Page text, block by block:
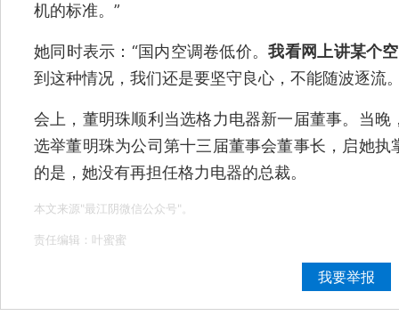
机的标准。”
她同时表示：“国内空调卷低价。我看网上讲某个
到这种情况，我们还是要坚守良心，不能随波逐流
会上，董明珠顺利当选格力电器新一届董事。当
选举董明珠为公司第十三届董事会董事长，启她
的是，她没有再担任格力电器的总裁。
本文来源"最江阴微信公众号"。
责任编辑：叶蜜蜜
我要举报